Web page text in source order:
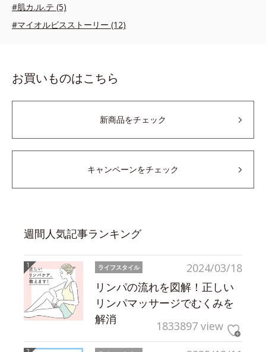
#肌カ.ル.テ (5)
#マイオルビスストーリー (12)
お買いものはこちら
新商品をチェック
キャンペーンをチェック
週間人気記事ランキング
2024/03/18
ライフスタイル
リンパの流れを図解！正しい
リンパマッサージでむくみを
解消
1833897 view